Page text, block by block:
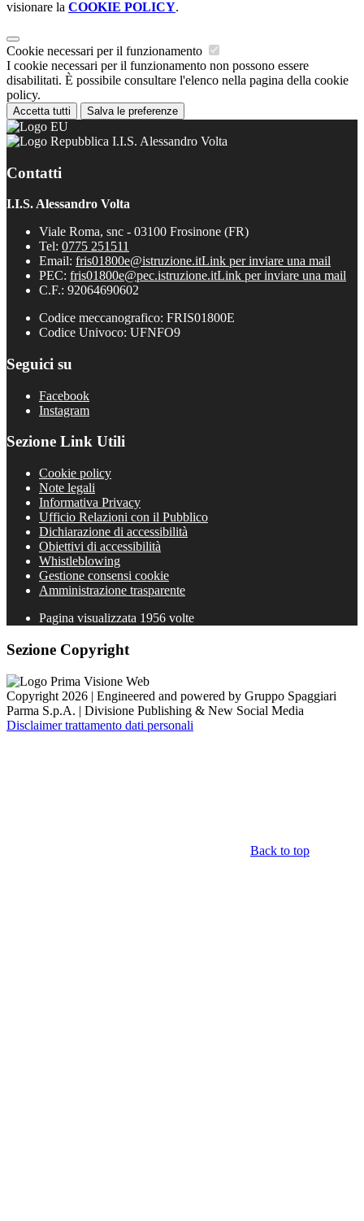
visionare la COOKIE POLICY.
Cookie necessari per il funzionamento
I cookie necessari per il funzionamento non possono essere
disabilitati. È possibile consultare l'elenco nella pagina della cookie
policy.
Accetta tutti Salva le preferenze
I.I.S. Alessandro Volta
Contatti
I.I.S. Alessandro Volta
Viale Roma, snc - 03100 Frosinone (FR)
Tel: 0775 251511
Email: fris01800e@istruzione.itLink per inviare una mail
PEC: fris01800e@pec.istruzione.itLink per inviare una mail
C.F.: 92064690602
Codice meccanografico: FRIS01800E
Codice Univoco: UFNFO9
Seguici su
Facebook
Instagram
Sezione Link Utili
Cookie policy
Note legali
Informativa Privacy
Ufficio Relazioni con il Pubblico
Dichiarazione di accessibilità
Obiettivi di accessibilità
Whistleblowing
Gestione consensi cookie
Amministrazione trasparente
Pagina visualizzata 1956 volte
Sezione Copyright
Copyright 2026 | Engineered and powered by Gruppo Spaggiari
Parma S.p.A. | Divisione Publishing & New Social Media
Disclaimer trattamento dati personali
Back to top